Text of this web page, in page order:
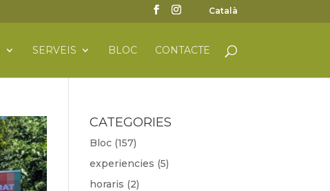
Català
SERVEIS BLOC CONTACTE
CATEGORIES
Bloc(157)
experiencies (5)
horaris (2)